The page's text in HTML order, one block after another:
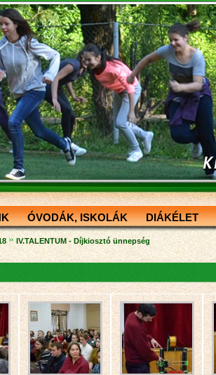
ÓVODÁK, ISKOLÁK DIÁKÉLET
» IV.TALENTUM - Díjkiosztó ünnepség